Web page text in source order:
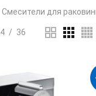
Смесители для
36